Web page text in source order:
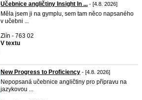
Učebnice angličtiny Insight In ... - [4.8. 2026]
Měla jsem ji na gymplu, sem tam něco napsaného
v učebni ...
Zlín - 763 02
V textu
New Progress to Proficiency - [4.8. 2026]
Nepopsaná učebnice angličtiny pro přípravu na
jazykovou ...